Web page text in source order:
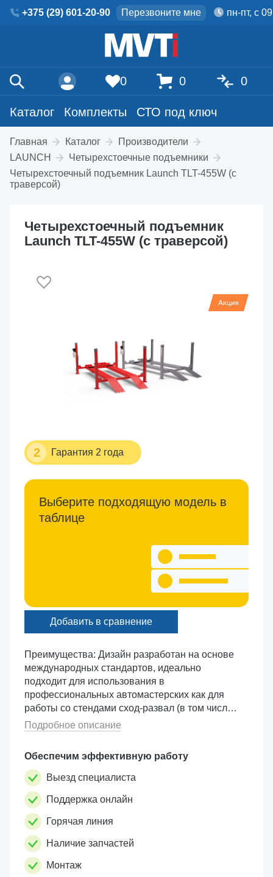
+375 (29) 601-20-90 Перезвоните мне пн-пт, с
Каталог Комплекты СТО под ключ
0 0 0
Главная Каталог
Производители
LAUNCH
Четырехстоечные подъемники
Четырехстоечный подъемник Launch TLT-455W (с
траверсой)
2 Гарантия 2 года
Четырехстоечный подъемник
Launch TLT-455W (с траверсой)
Преимущества: Дизайн разработан на основе
международных стандартов, идеально
подходит для использования в
профессиональных автомастерских как для
работы со стендами сход-развал (в том числе
для стендов 3D), так и для слесарных работ.
Пневматическое управление стопо�...
Подробное описание
Обеспечим эффективную работу
Выезд специалиста
Поддержка онлайн
Горячая линия
Наличие запчастей
Монтаж
Выберите подходящую модель в
таблице
Добавить в сравнение